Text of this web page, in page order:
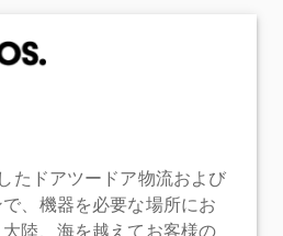
たドアツードア物流および
、機器を必要な場所にお
陸、海を越えてお客様の